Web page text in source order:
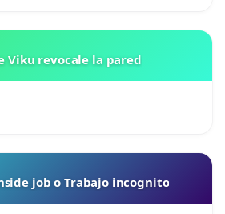
Viku revocale la pared
job o Trabajo incognito